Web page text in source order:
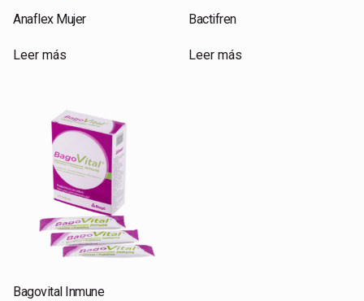
Anaflex Mujer
Leer más
Bactifren
Leer más
Bagovital Inmune